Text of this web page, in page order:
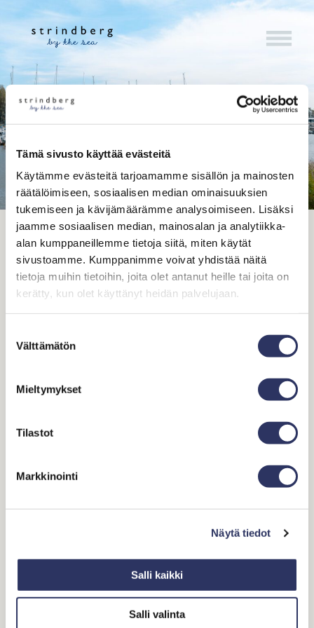
Tämä sivusto käyttää evästeitä
Käytämme evästeitä tarjoamamme sisällön ja mainosten
räätälöimiseen, sosiaalisen median ominaisuuksien
tukemiseen ja kävijämäärämme analysoimiseen. Lisäksi
jaamme sosiaalisen median, mainosalan ja analytiikka-
alan kumppaneillemme tietoja siitä, miten käytät
sivustoamme. Kumppanimme voivat yhdistää näitä
tietoja muihin tietoihin, joita olet antanut heille tai joita on
kerätty, kun olet käyttänyt heidän palvelujaan.
valinta
Välttämätön
Mieltymykset
Tilastot
Markkinointi
Näytä tiedot
Salli kaikki
Salli valinta
to
content
Tarjouspyyntö
myynti@strindberghaukilahti.fi
010 229 3060